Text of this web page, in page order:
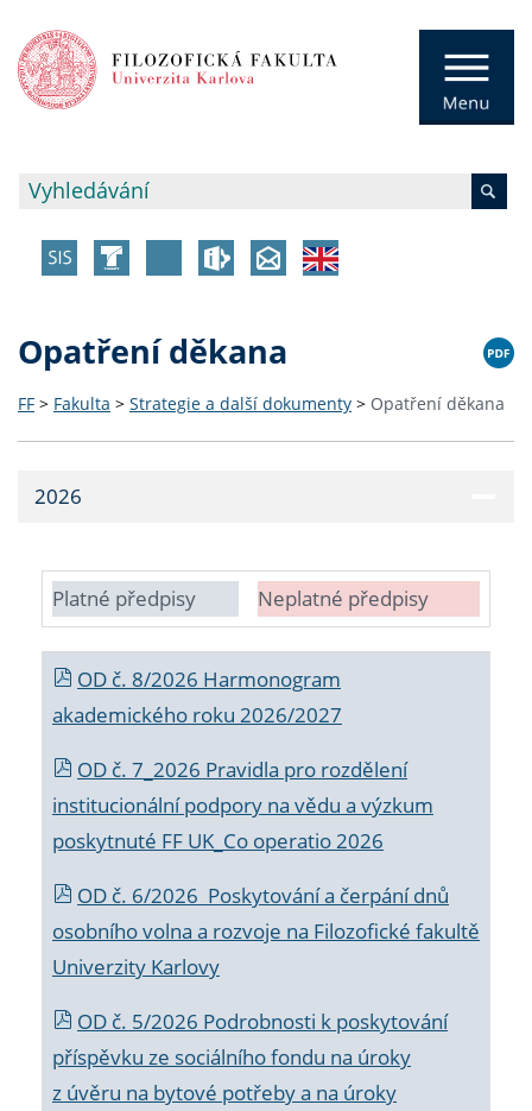
Opatření děkana
FF > Fakulta > Strategie a další dokumenty > Opatření děkana
2026
Platné předpisy Neplatné předpisy
OD č. 8/2026 Harmonogram
akademického roku 2026/2027
OD č. 7_2026 Pravidla pro rozdělení
institucionální podpory na vědu a výzkum
poskytnuté FF UK_Co operatio 2026
OD č. 6/2026 Poskytování a čerpání dnů
osobního volna a rozvoje na Filozofické fakultě
Univerzity Karlovy
OD č. 5/2026 Podrobnosti k poskytování
příspěvku ze sociálního fondu na úroky
z úvěru na bytové potřeby a na úroky